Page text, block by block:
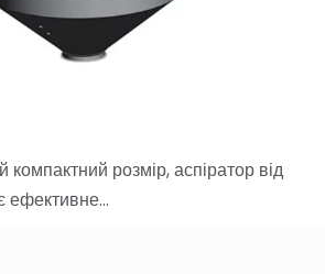
розмір, аспіратор від
ефективне…